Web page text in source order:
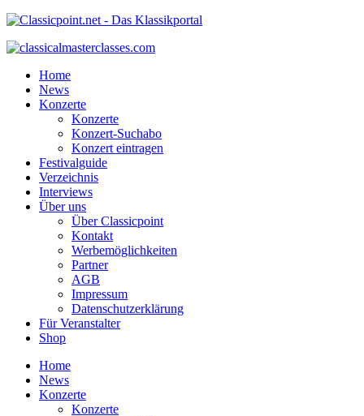
Home
News
Konzerte
Konzerte
Konzert-Suchabo
Konzert eintragen
Festivalguide
Verzeichnis
Interviews
Über uns
Über Classicpoint
Kontakt
Werbemöglichkeiten
Partner
AGB
Impressum
Datenschutzerklärung
Für Veranstalter
Shop
Home
News
Konzerte
Konzerte